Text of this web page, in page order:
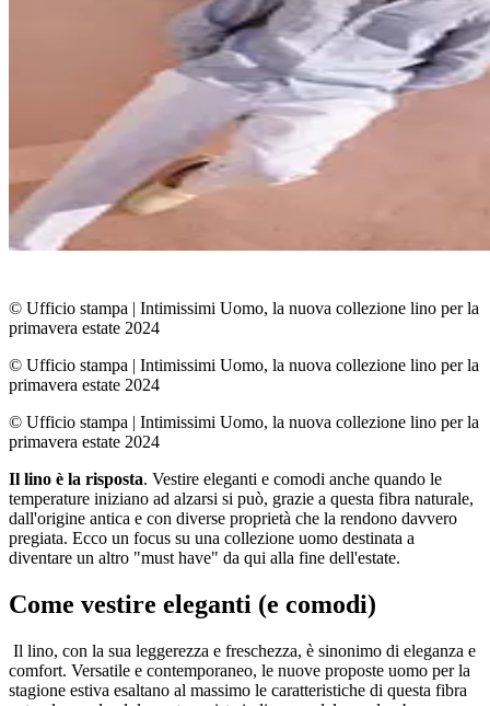
© Ufficio stampa | Intimissimi Uomo, la nuova collezione lino per la
primavera estate 2024
© Ufficio stampa | Intimissimi Uomo, la nuova collezione lino per la
primavera estate 2024
© Ufficio stampa | Intimissimi Uomo, la nuova collezione lino per la
primavera estate 2024
Il lino è la risposta. Vestire eleganti e comodi anche quando le
temperature iniziano ad alzarsi si può, grazie a questa fibra naturale,
dall'origine antica e con diverse proprietà che la rendono davvero
pregiata. Ecco un focus su una collezione uomo destinata a
diventare un altro "must have" da qui alla fine dell'estate.
Come vestire eleganti (e comodi)
Il lino, con la sua leggerezza e freschezza, è sinonimo di eleganza e
comfort. Versatile e contemporaneo, le nuove proposte uomo per la
stagione estiva esaltano al massimo le caratteristiche di questa fibra